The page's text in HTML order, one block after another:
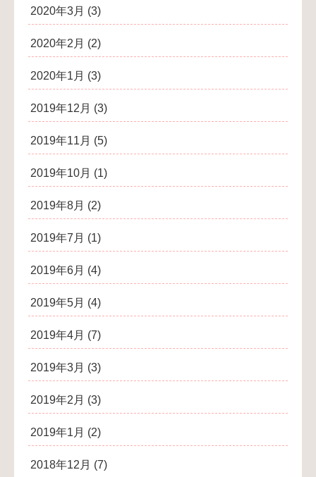
2020年3月 (3)
2020年2月 (2)
2020年1月 (3)
2019年12月 (3)
2019年11月 (5)
2019年10月 (1)
2019年8月 (2)
2019年7月 (1)
2019年6月 (4)
2019年5月 (4)
2019年4月 (7)
2019年3月 (3)
2019年2月 (3)
2019年1月 (2)
2018年12月 (7)